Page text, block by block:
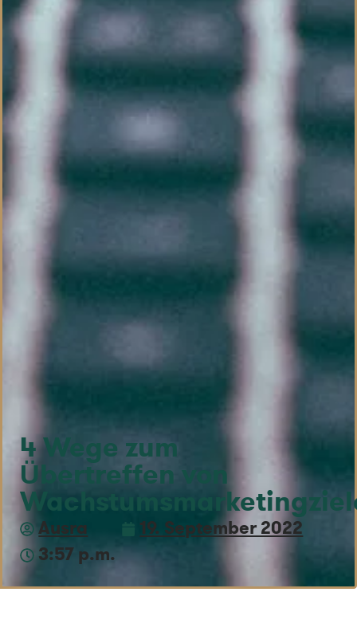
4 Wege zum
Übertreffen von
Ausra
19. September 2022
3:57 p.m.